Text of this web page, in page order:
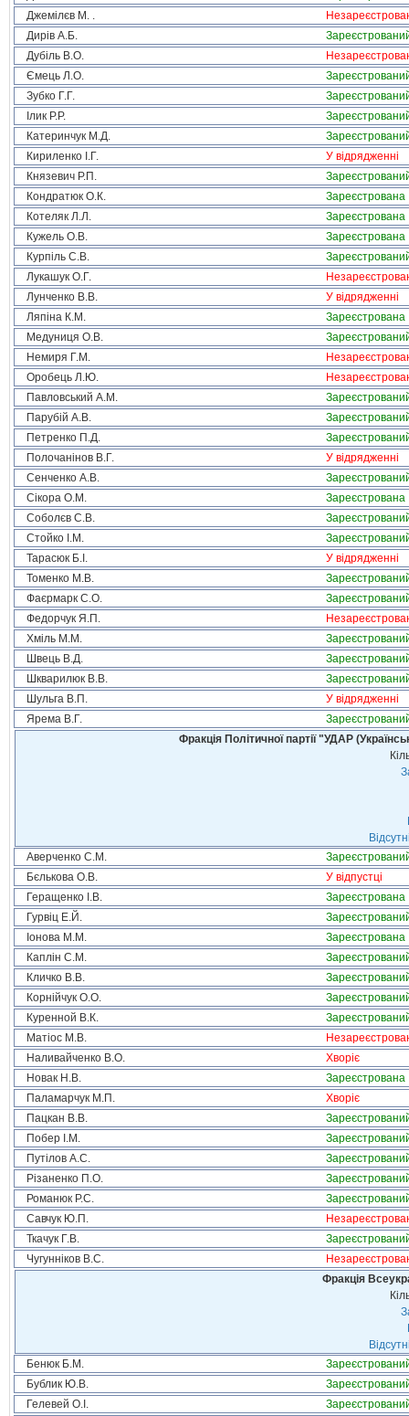
Джемілєв М. .
Дирів А.Б.
Дубіль В.О.
Ємець Л.О.
Зубко Г.Г.
Ілик Р.Р.
Катеринчук М.Д.
Кириленко І.Г.
У відрядженні
Князевич Р.П.
Кондратюк О.К.
Зареєстрована
Котеляк Л.Л.
Зареєстрована
Кужель О.В.
Зареєстрована
Курпіль С.В.
Лукашук О.Г.
Лунченко В.В.
У відрядженні
Ляпіна К.М.
Зареєстрована
Медуниця О.В.
Немиря Г.М.
Оробець Л.Ю.
Павловський А.М.
Парубій А.В.
Петренко П.Д.
Полочанінов В.Г.
У відрядженні
Сенченко А.В.
Сікора О.М.
Зареєстрована
Соболєв С.В.
Стойко І.М.
Тарасюк Б.І.
У відрядженні
Томенко М.В.
Фаєрмарк С.О.
Федорчук Я.П.
Хміль М.М.
Швець В.Д.
Шкварилюк В.В.
Шульга В.П.
У відрядженні
Ярема В.Г.
Фракція Політичної партії "УДАР
Аверченко С.М.
Бєлькова О.В.
У відпустці
Геращенко І.В.
Зареєстрована
Гурвіц Е.Й.
Іонова М.М.
Зареєстрована
Каплін С.М.
Кличко В.В.
Корнійчук О.О.
Куренной В.К.
Матіос М.В.
Наливайченко В.О.
Хворіє
Новак Н.В.
Зареєстрована
Паламарчук М.П.
Хворіє
Пацкан В.В.
Побер І.М.
Путілов А.С.
Різаненко П.О.
Романюк Р.С.
Савчук Ю.П.
Ткачук Г.В.
Чугунніков В.С.
Фракція
Бенюк Б.М.
Бублик Ю.В.
Гелевей О.І.